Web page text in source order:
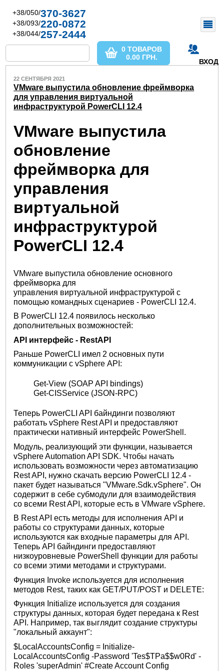
+38/050/370-3627
+38/093/220-0872
+38/044/257-2444
ВХОД
0 ТОВАРОВ
0.00 ГРН.
22 СЕНТЯБРЯ 2021
VMware выпустила обновление фреймворка
для управления виртуальной
инфраструктурой PowerCLI 12.4
VMware выпустила
обновление
фреймворка для
управления
виртуальной
инфраструктурой
PowerCLI 12.4
VMware выпустила обновление основного
фреймворка для
управления виртуальной инфраструктурой с
помощью командных сценариев - PowerCLI 12.4.
В PowerCLI 12.4 появилось несколько
дополнительных возможностей:
API интерфейс - RestAPI
Раньше PowerCLI имел 2 основных пути
коммуникации с vSphere API:
Get-View (SOAP API bindings)
Get-CISService (JSON-RPC)
Теперь PowerCLI API байндинги позволяют
работать vSphere Rest API и предоставляют
практически нативный интерфейс PowerShell.
Модуль, реализующий эти функции, называется
vSphere Automation API SDK. Чтобы начать
использовать возможности через автоматизацию
Rest API, нужно скачать версию PowerCLI 12.4 -
пакет будет называться "VMware.Sdk.vSphere". Он
содержит в себе субмодули для взаимодействия
со всеми Rest API, которые есть в VMware vSphere.
В Rest API есть методы для исполнения API и
работы со структурами данных, которые
используются как входные параметры для API.
Теперь API байндинги предоставляют
низкоуровневые PowerShell функции для работы
со всеми этими методами и структурами.
Функция Invoke используется для исполнения
методов Rest, таких как GET/PUT/POST и DELETE:
Функция Initialize используется для создания
структуры данных, которая будет передана к Rest
API. Например, так выглядит создание структуры
"локальный аккаунт":
$LocalAccountsConfig = Initialize-
LocalAccountsConfig -Password 'Tes$TPa$$w0Rd' -
Roles 'superAdmin' #Create Account Config